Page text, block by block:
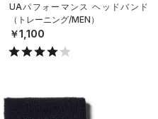
UAパフォーマンス ヘッドバンド
（トレーニング/MEN）
￥1,100